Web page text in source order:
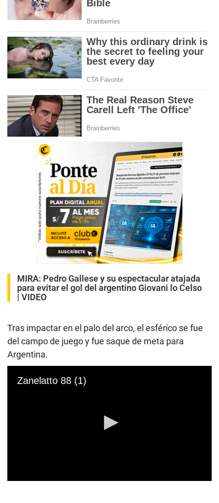
MIRA: Pedro Gallese y su espectacular atajada
para evitar el gol del argentino Giovani lo Celso
| VIDEO
Tras impactar en el palo del arco, el esférico se fue
del campo de juego y fue saque de meta para
Argentina.
Zanelatto 88 (1)